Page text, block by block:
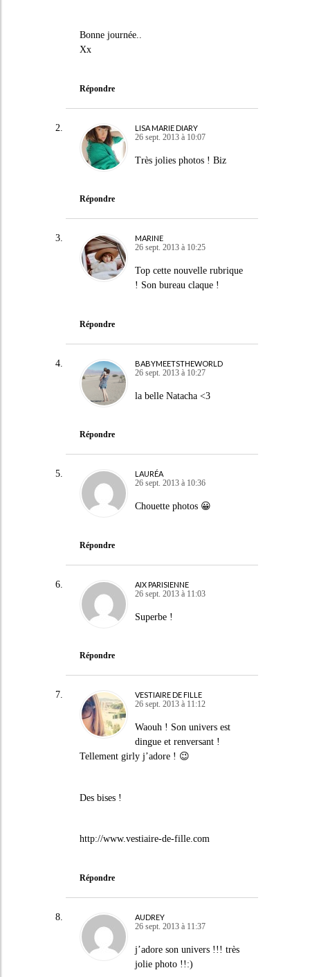
Bonne journée..
Xx
Répondre
LISA MARIE DIARY
26 sept. 2013 à 10:07
Très jolies photos ! Biz
Répondre
MARINE
26 sept. 2013 à 10:25
Top cette nouvelle rubrique
! Son bureau claque !
Répondre
BABYMEETSTHEWORLD
26 sept. 2013 à 10:27
la belle Natacha <3
Répondre
LAURÉA
26 sept. 2013 à 10:36
Chouette photos 😀
Répondre
AIX PARISIENNE
26 sept. 2013 à 11:03
Superbe !
Répondre
VESTIAIRE DE FILLE
26 sept. 2013 à 11:12
Waouh ! Son univers est
dingue et renversant !
Tellement girly j’adore ! 😉
Des bises !
http://www.vestiaire-de-fille.com
Répondre
AUDREY
26 sept. 2013 à 11:37
j’adore son univers !!! très
jolie photo !!:)